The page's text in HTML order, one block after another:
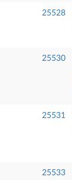
25528
25530
25531
25533